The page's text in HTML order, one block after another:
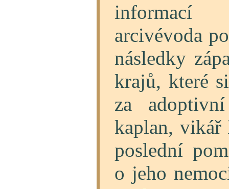
arcivévoda
následky
krajů, které
za
kaplan, vikář
poslední
o jeho